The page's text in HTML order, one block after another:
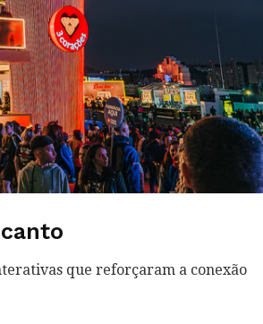
que reforçaram a conexão